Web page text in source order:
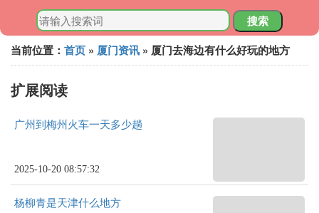
搜索
当前位置： 首页 » 厦门资讯 » 厦门去海边有什么好玩的地方
扩展阅读
广州到梅州火车一天多少趟
2025-10-20 08:57:32
杨柳青是天津什么地方